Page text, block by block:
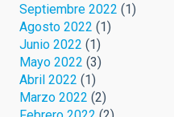
Septiembre 2022 (1)
Agosto 2022 (1)
Junio 2022 (1)
Mayo 2022 (3)
Abril 2022 (1)
Marzo 2022 (2)